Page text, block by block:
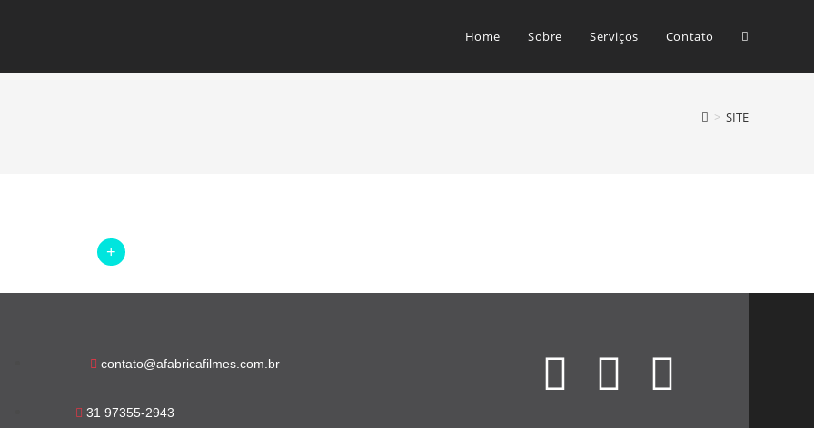
Home Sobre Serviços Contato
> SITE
+
contato@afabricafilmes.com.br
31 97355-2943